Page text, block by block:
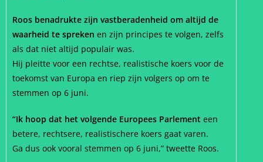
Roos benadrukte zijn vastberadenheid om altijd de
waarheid te spreken en zijn principes te volgen, zelfs
als dat niet altijd populair was.
Hij pleitte voor een rechtse, realistische koers voor de
toekomst van Europa en riep zijn volgers op om te
stemmen op 6 juni.
“Ik hoop dat het volgende Europees Parlement een
betere, rechtsere, realistischere koers gaat varen.
Ga dus ook vooral stemmen op 6 juni,” tweette Roos.